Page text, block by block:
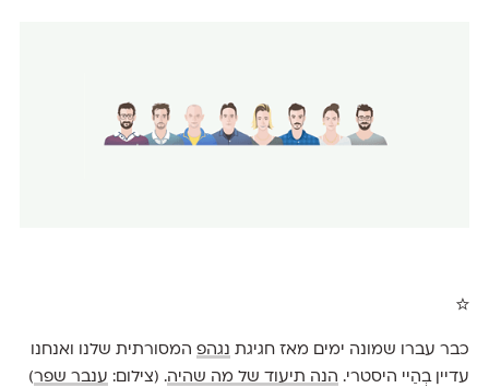
☆
כבר עברו שמונה ימים מאז חגיגת נגהפהמסורתית שלנו ואנחנו
עדיין בְהַיי היסטרי. הנה תיעוד של מה שהיה. (צילום: ענבר שפר)